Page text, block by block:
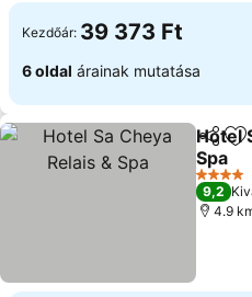
Kezdőár: 39 373 Ft
6 oldal árainak mutatása
Hotel
Spa
4
9,2
4.9